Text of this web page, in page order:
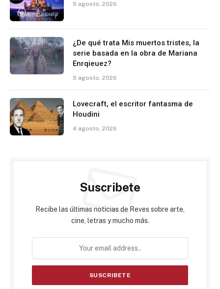
5 agosto, 2026
¿De qué trata Mis muertos tristes, la
serie basada en la obra de Mariana
Enrqieuez?
5 agosto, 2026
Lovecraft, el escritor fantasma de
Houdini
4 agosto, 2026
Suscribete
Recibe las últimas noticias de Reves sobre arte,
cine, letras y mucho más.